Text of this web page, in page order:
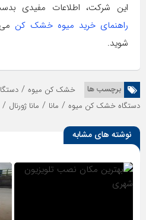
این شرکت، اطلاعات مفیدی
راهنمای خرید میوه خشک کن
شوید.
برچسب ها خشک کن میوه /
دستگاه خشک کن میوه / مانا / مانا ژورنال /
نوشته های مشابه